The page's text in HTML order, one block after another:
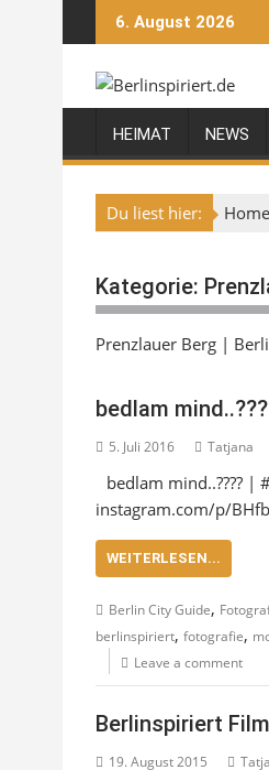
to
6. August 2026
HEIMAT NEWS
Du liest hier: Home
Kategorie:
Prenzlauer Berg |
bedlam
5. Juli 2016 Tatjana
bedlam mind..????
instagram.com/p/
WEITERLESEN...
Berlin City Guide,
berlinspiriert, fotografie,
Leave a comment
Berlinspiriert
19. August 2015